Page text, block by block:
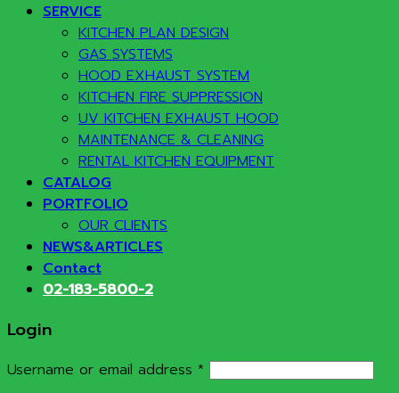
SERVICE
KITCHEN PLAN DESIGN
GAS SYSTEMS
HOOD EXHAUST SYSTEM
KITCHEN FIRE SUPPRESSION
UV KITCHEN EXHAUST HOOD
MAINTENANCE & CLEANING
RENTAL KITCHEN EQUIPMENT
CATALOG
PORTFOLIO
OUR CLIENTS
NEWS&ARTICLES
Contact
02-183-5800-2
Login
Username or email address * Required